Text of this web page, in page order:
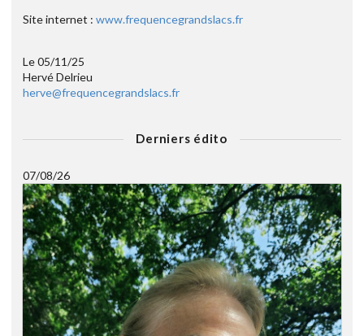
Site internet : www.frequencegrandslacs.fr
Le 05/11/25
Hervé Delrieu
herve@frequencegrandslacs.fr
Derniers édito
07/08/26